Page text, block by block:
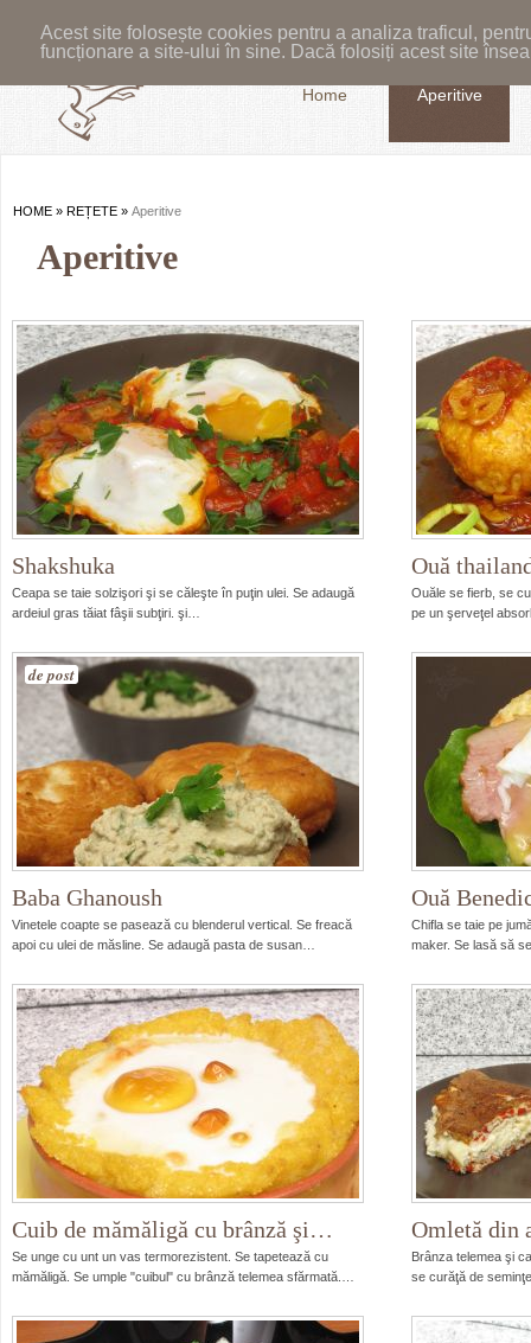
Acest site folosește cookies pentru a analiza traficul,
funcționare a site-ului în sine. Dacă folosiți acest site
Home Aperitive
HOME » REȚETE » Aperitive
Aperitive
Shakshuka
Ceapa se taie solzişori şi se căleşte în puţin ulei. Se adaugă
ardeiul gras tăiat fâşii subţiri. şi…
Ouă
Ouăle se fierb, se
pe un şerveţel
de post
Baba Ghanoush
Vinetele coapte se pasează cu blenderul vertical. Se freacă
apoi cu ulei de măsline. Se adaugă pasta de susan…
Ouă
Chifla se taie pe
maker. Se lasă să
Cuib de mămăligă cu brânză şi…
Se unge cu unt un vas termorezistent. Se tapetează cu
mămăligă. Se umple "cuibul" cu brânză telemea sfărmată.…
Omletă din
Brânza telemea şi
se curăţă de